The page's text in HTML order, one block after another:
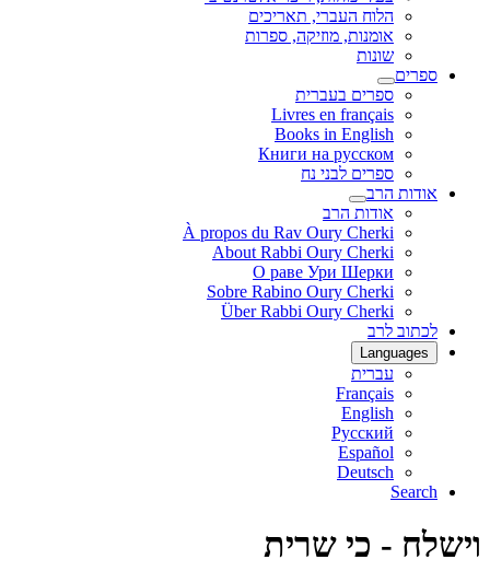
הלוח העברי, תאריכים
אומנות, מוזיקה, ספרות
שונות
ספרים
ספרים בעברית
Livres en français
Books in English
Книги на русском
ספרים לבני נח
אודות הרב
אודות הרב
À propos du Rav Oury Cherki
About Rabbi Oury Cherki
О раве Ури Шерки
Sobre Rabino Oury Cherki
Über Rabbi Oury Cherki
לכתוב לרב
Languages
עברית
Français
English
Русский
Español
Deutsch
Search
וישלח - כי שרית